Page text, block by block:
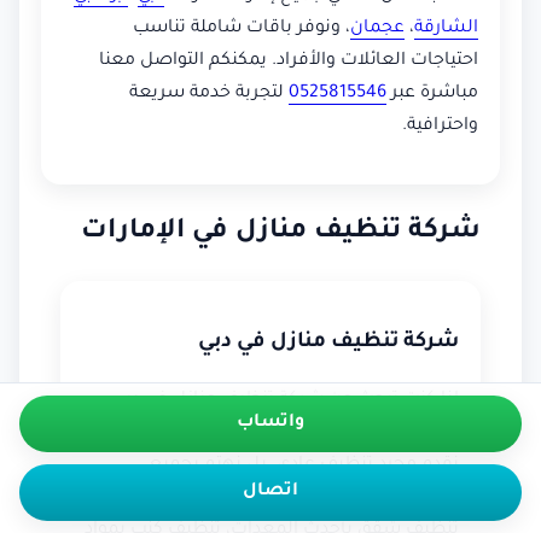
الشارقة، عجمان، ونوفر باقات شاملة تناسب
احتياجات العائلات والأفراد. يمكنكم التواصل معنا
مباشرة عبر0525815546 لتجربة خدمة سريعة
واحترافية.
شركة تنظيف منازل في الإمارات
شركة تنظيف منازل في دبي
إذا كنت تبحث عن شركة تنظيف منازل في دبي
ياسمين للتنظيف
هي خيارك الأمثل. نحن لا
نقدم مجرد تنظيف عادي، بل نهتم بجميع
التفاصيل الصغيرة داخل المنزل. نقدم خدمات
واتساب
اتصال